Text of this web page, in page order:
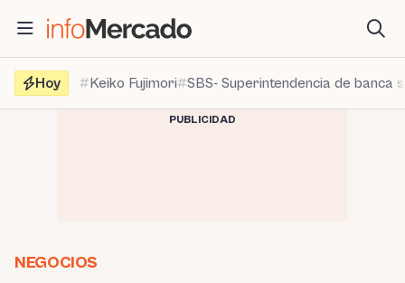
contenido
Hoy
Keiko Fujimori SBS- Superintendencia de banca
PUBLICIDAD
NEGOCIOS